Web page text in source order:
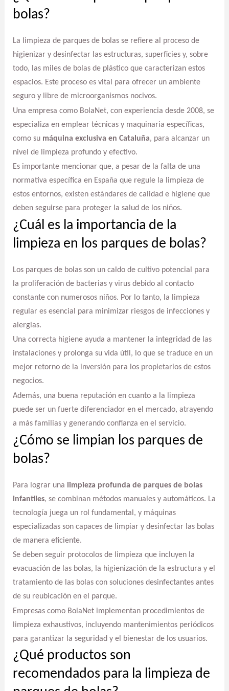
bolas?
La limpieza de parques de bolas se refiere al proceso de
higienizar y desinfectar las estructuras, superficies y, sobre
todo, las miles de bolas de plástico que caracterizan estos
espacios. Este proceso es vital para ofrecer un ambiente
seguro y libre de microorganismos nocivos.
Una empresa como BolaNet, con experiencia desde 2008, se
especializa en emplear técnicas y maquinaria específicas,
como su máquina exclusiva en Cataluña, para alcanzar un
nivel de limpieza profundo y efectivo.
Es importante mencionar que, a pesar de la falta de una
normativa específica en España que regule la limpieza de
estos entornos, existen estándares de calidad e higiene que
deben seguirse para proteger la salud de los niños.
¿Cuál es la importancia de la
limpieza en los parques de bolas?
Los parques de bolas son un caldo de cultivo potencial para
la proliferación de bacterias y virus debido al contacto
constante con numerosos niños. Por lo tanto, la limpieza
regular es esencial para minimizar riesgos de infecciones y
alergias.
Una correcta higiene ayuda a mantener la integridad de las
instalaciones y prolonga su vida útil, lo que se traduce en un
mejor retorno de la inversión para los propietarios de estos
negocios.
Además, una buena reputación en cuanto a la limpieza
puede ser un fuerte diferenciador en el mercado, atrayendo
a más familias y generando confianza en el servicio.
¿Cómo se limpian los parques de
bolas?
Para lograr una limpieza profunda de parques de bolas
infantiles, se combinan métodos manuales y automáticos. La
tecnología juega un rol fundamental, y máquinas
especializadas son capaces de limpiar y desinfectar las bolas
de manera eficiente.
Se deben seguir protocolos de limpieza que incluyen la
evacuación de las bolas, la higienización de la estructura y el
tratamiento de las bolas con soluciones desinfectantes antes
de su reubicación en el parque.
Empresas como BolaNet implementan procedimientos de
limpieza exhaustivos, incluyendo mantenimientos periódicos
para garantizar la seguridad y el bienestar de los usuarios.
¿Qué productos son
recomendados para la limpieza de